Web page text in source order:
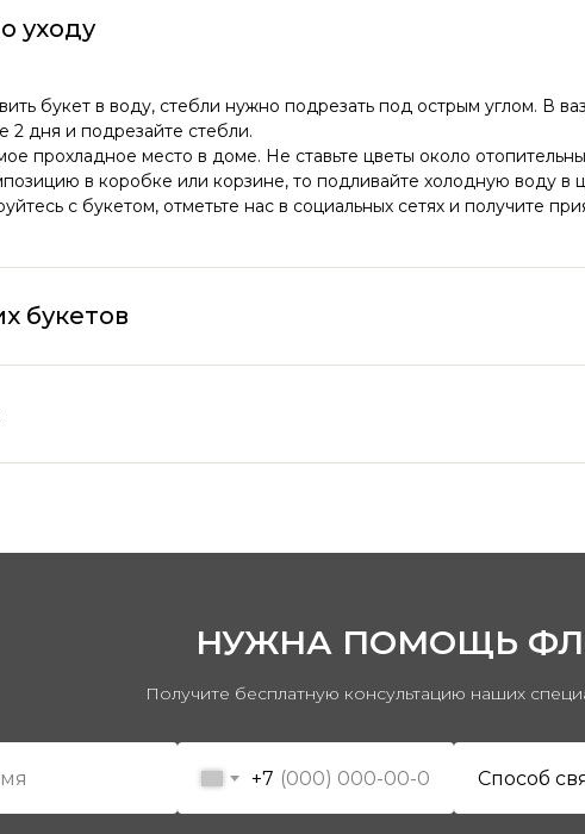
уходу
букет в воду, стебли нужно подрезать под острым углом. В
дня и подрезайте стебли.
прохладное место в доме. Не ставьте цветы около
в коробке или корзине, то подливайте холодную воду в
с букетом, отметьте нас в социальных сетях и получите
букетов
НУЖНА ПОМОЩЬ
Получите бесплатную консультацию наших
+7